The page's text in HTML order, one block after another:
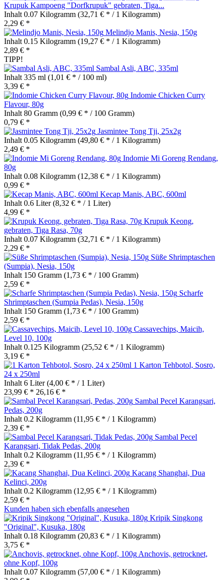
Krupuk Kampoeng "Dorfkrupuk" gebraten, Tiga...
Inhalt 0.07 Kilogramm (32,71 € * / 1 Kilogramm)
2,29 € *
Melindjo Manis, Nesia, 150g
Inhalt 0.15 Kilogramm (19,27 € * / 1 Kilogramm)
2,89 € *
TIPP!
Sambal Asli, ABC, 335ml
Inhalt 335 ml (1,01 € * / 100 ml)
3,39 € *
Indomie Chicken Curry
Flavour, 80g
Inhalt 80 Gramm (0,99 € * / 100 Gramm)
0,79 € *
Jasmintee Tong Tji, 25x2g
Inhalt 0.05 Kilogramm (49,80 € * / 1 Kilogramm)
2,49 € *
Indomie Mi Goreng Rendang,
80g
Inhalt 0.08 Kilogramm (12,38 € * / 1 Kilogramm)
0,99 € *
Kecap Manis, ABC, 600ml
Inhalt 0.6 Liter(8,32 € * / 1 Liter)
4,99 € *
Krupuk Keong,
gebraten, Tiga Rasa, 70g
Inhalt 0.07 Kilogramm (32,71 € * / 1 Kilogramm)
2,29 € *
Süße Shrimptaschen
(Sumpia), Nesia, 150g
Inhalt 150 Gramm (1,73 € * / 100 Gramm)
2,59 € *
Scharfe
Shrimptaschen (Sumpia Pedas), Nesia, 150g
Inhalt 150 Gramm (1,73 € * / 100 Gramm)
2,59 € *
Cassavechips, Maicih,
Level 10, 100g
Inhalt 0.125 Kilogramm (25,52 € * / 1 Kilogramm)
3,19 € *
1 Karton Tehbotol, Sosro,
24 x 250ml
Inhalt 6 Liter(4,00 € * / 1 Liter)
23,99 € * 26,16 € *
Sambal Pecel Karangsari,
Pedas, 200g
Inhalt 0.2 Kilogramm (11,95 € * / 1 Kilogramm)
2,39 € *
Sambal Pecel
Karangsari, Tidak Pedas, 200g
Inhalt 0.2 Kilogramm (11,95 € * / 1 Kilogramm)
2,39 € *
Kacang Shanghai, Dua
Kelinci, 200g
Inhalt 0.2 Kilogramm (12,95 € * / 1 Kilogramm)
2,59 € *
Kunden haben sich ebenfalls angesehen
Kripik Singkong
"Original", Kusuka, 180g
Inhalt 0.18 Kilogramm (20,83 € * / 1 Kilogramm)
3,75 € *
Anchovis, getrocknet,
ohne Kopf, 100g
Inhalt 0.07 Kilogramm (57,00 € * / 1 Kilogramm)